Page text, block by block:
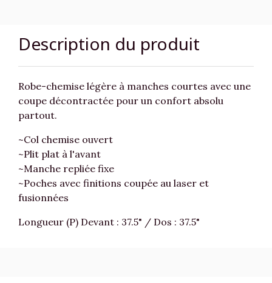
Description du produit
Robe-chemise légère à manches courtes avec une
coupe décontractée pour un confort absolu
partout.
~Col chemise ouvert
~Plit plat à l'avant
~Manche repliée fixe
~Poches avec finitions coupée au laser et
fusionnées
Longueur (P) Devant : 37.5" / Dos : 37.5"